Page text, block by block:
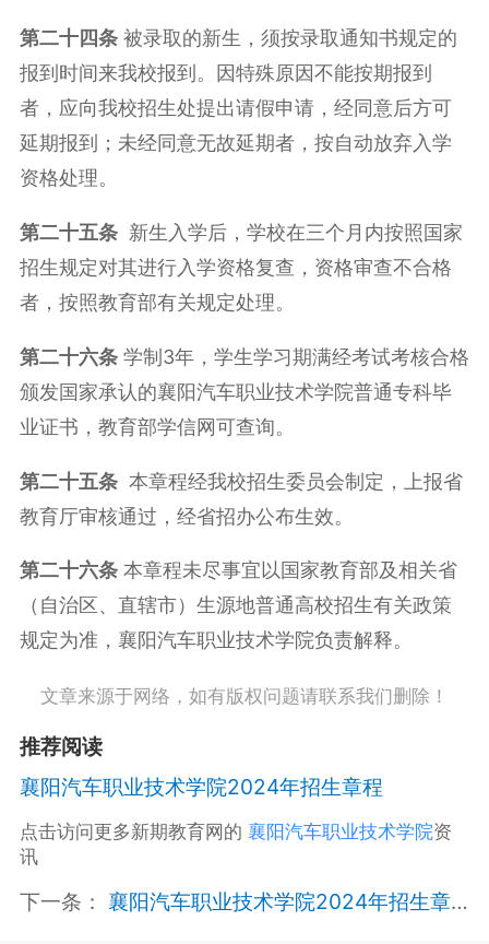
第二十四条被录取的新生，须按录取通知书规定的
报到时间来我校报到。因特殊原因不能按期报到
者，应向我校招生处提出请假申请，经同意后方可
延期报到；未经同意无故延期者，按自动放弃入学
资格处理。
第二十五条新生入学后，学校在三个月内按照国家
招生规定对其进行入学资格复查，资格审查不合格
者，按照教育部有关规定处理。
第二十六条学制3年，学生学习期满经考试考核合格
颁发国家承认的襄阳汽车职业技术学院普通专科毕
业证书，教育部学信网可查询。
第二十五条本章程经我校招生委员会制定，上报省
教育厅审核通过，经省招办公布生效。
第二十六条本章程未尽事宜以国家教育部及相关省
（自治区、直辖市）生源地普通高校招生有关政策
规定为准，襄阳汽车职业技术学院负责解释。
文章来源于网络，如有版权问题请联系我们删除！
推荐阅读
襄阳汽车职业技术学院2024年招生章程
点击访问更多新期教育网的 襄阳汽车职业技术学院资
讯
下一条： 襄阳汽车职业技术学院2024年招生章程